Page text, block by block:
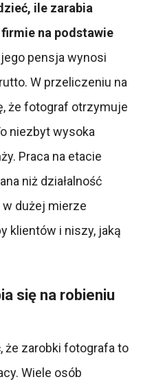
ile zarabia
na podstawie
pensja wynosi
W przeliczeniu na
że fotograf otrzymuje
niezbyt wysoka
Praca na etacie
niż działalność
dużej mierze
klientów i niszy, jaką
się na robieniu
że zarobki fotografa to
Wiele osób